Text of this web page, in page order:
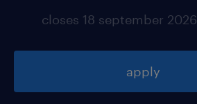
closes 18 september 2026
apply